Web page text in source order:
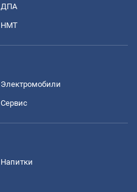
ДПА
НМТ
Электромобили
Сервис
Напитки